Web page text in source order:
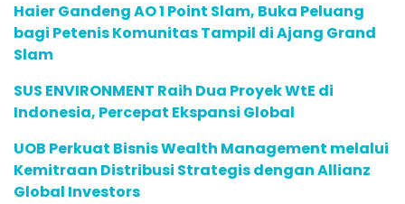
Haier Gandeng AO 1 Point Slam, Buka Peluang
bagi Petenis Komunitas Tampil di Ajang Grand
Slam
SUS ENVIRONMENT Raih Dua Proyek WtE di
Indonesia, Percepat Ekspansi Global
UOB Perkuat Bisnis Wealth Management melalui
Kemitraan Distribusi Strategis dengan Allianz
Global Investors